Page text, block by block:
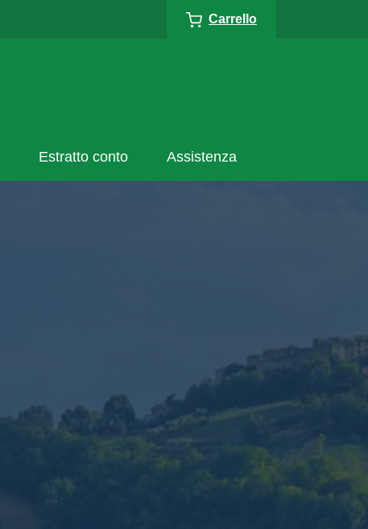
Carrello
Estratto conto Assistenza